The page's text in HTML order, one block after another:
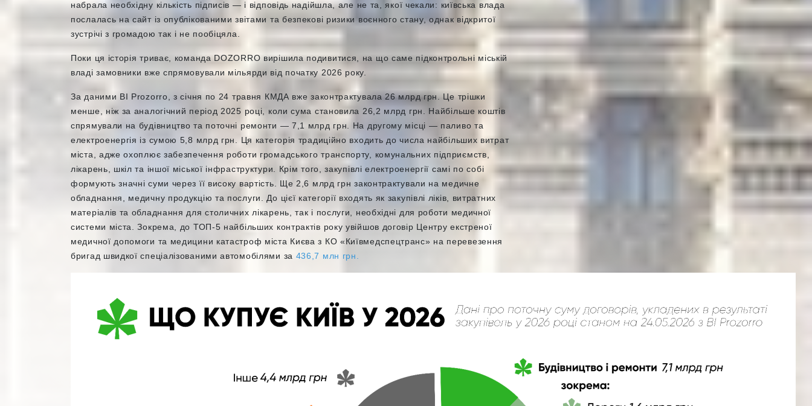
набрала необхідну кількість підписів — і відповідь надійшла, але не та, якої чекали: київська влада
послалась на сайт із опублікованими звітами та безпекові ризики воєнного стану, однак відкритої
зустрічі з громадою так і не пообіцяла.
Поки ця історія триває, команда DOZORRO вирішила подивитися, на що саме підконтрольні міській
владі замовники вже спрямовували мільярди від початку 2026 року.
За даними BI Prozorro, з січня по 24 травня КМДА вже законтрактувала 26 млрд грн. Це трішки
менше, ніж за аналогічний період 2025 році, коли сума становила 26,2 млрд грн. Найбільше коштів
спрямували на будівництво та поточні ремонти — 7,1 млрд грн. На другому місці — паливо та
електроенергія із сумою 5,8 млрд грн. Ця категорія традиційно входить до числа найбільших витрат
міста, адже охоплює забезпечення роботи громадського транспорту, комунальних підприємств,
лікарень, шкіл та іншої міської інфраструктури. Крім того, закупівлі електроенергії самі по собі
формують значні суми через її високу вартість. Ще 2,6 млрд грн законтрактували на медичне
обладнання, медичну продукцію та послуги. До цієї категорії входять як закупівлі ліків, витратних
матеріалів та обладнання для столичних лікарень, так і послуги, необхідні для роботи медичної
системи міста. Зокрема, до ТОП-5 найбільших контрактів року увійшов договір Центру екстреної
медичної допомоги та медицини катастроф міста Києва з КО «Київмедспецтранс» на перевезення
бригад швидкої спеціалізованими автомобілями за 436,7 млн грн.